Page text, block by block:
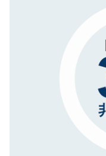
で、機密保